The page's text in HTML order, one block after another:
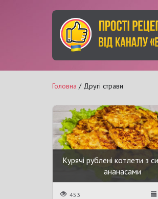
Головна / Другі страви
Курячі рублені котлети з
ананасами
453